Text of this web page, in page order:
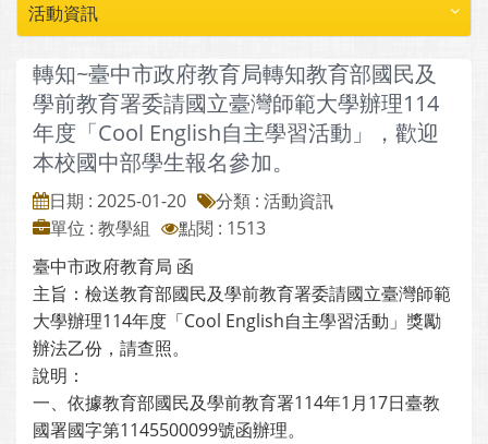
活動資訊
轉知~臺中市政府教育局轉知教育部國民及
學前教育署委請國立臺灣師範大學辦理114
年度「Cool English自主學習活動」，歡迎
本校國中部學生報名參加。
日期 : 2025-01-20
分類 : 活動資訊
單位 : 教學組
點閱 : 1513
臺中市政府教育局 函
主旨：檢送教育部國民及學前教育署委請國立臺灣師範
大學辦理114年度「Cool English自主學習活動」獎勵
辦法乙份，請查照。
說明：
一、依據教育部國民及學前教育署114年1月17日臺教
國署國字第1145500099號函辦理。